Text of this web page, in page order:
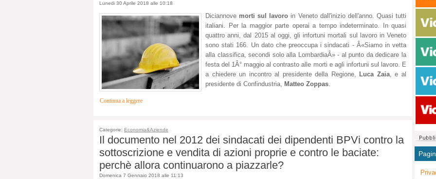
Lunedi 30 Aprile 2018 alle 10:18
Diciannove morti sul lavoro in Veneto dall'inizio dell'anno. Quasi tutti
italiani. Per la maggior parte operai a tempo indeterminato. In quasi
quattro anni, dal 2015 al oggi, gli infortuni mortali sul lavoro in Veneto
sono stati 166. Un dato che preoccupa i sindacati - Â«Siamo in vetta
alla classifica, secondi solo alla LombardiaÂ» - al punto da dedicare la
festa del 1Â° maggio al contrasto alle morti e agli infortuni sul lavoro. E
a chiedere un incontro al presidente della Regione, Luca Zaia, e al
presidente di Confindustria, Matteo Zoppas.
Continua a leggere
Categorie: Economia&Aziende
Il documento nel 2012 dei sindacati dei dipendenti BPVi contro la
sottoscrizione e vendita di azioni proprie e contro le baciate:
perchè allora continuarono a piazzarle?
Domenica 7 Gennaio 2018 alle 11:13
fatto